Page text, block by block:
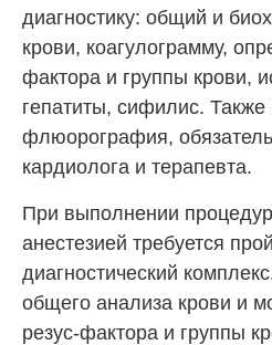
диагностику: общий и
крови, коагулограмму,
фактора и группы крови,
гепатиты, сифилис.
флюорография,
кардиолога и терапевта.
При выполнении
анестезией требуется
диагностический
общего анализа крови и
резус-фактора и группы